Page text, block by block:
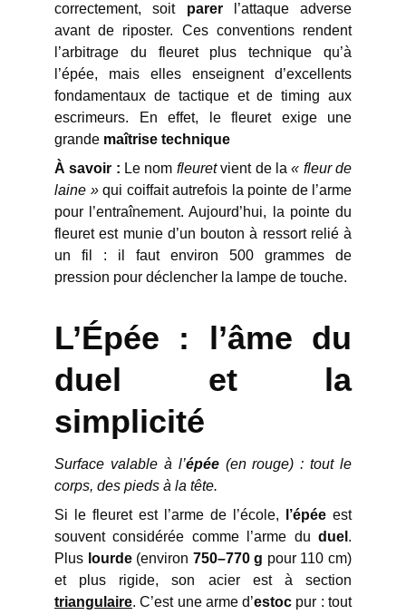
correctement, soit parerl’attaque adverse
avant de riposter. Ces conventions rendent
l’arbitrage du fleuret plus technique qu’à
l’épée, mais elles enseignent d’excellents
fondamentaux de tactique et de timing aux
escrimeurs. En effet, le fleuret exige une
grande maîtrise technique
À savoir : Le nom fleuretvient de la« fleur de
laine »qui coiffait autrefois la pointe de l’arme
pour l’entraînement. Aujourd’hui, la pointe du
fleuret est munie d’un bouton à ressort relié à
un fil : il faut environ 500 grammes de
pression pour déclencher la lampe de touche.
L’Épée : l’âme du
duel et la
simplicité
Surface valable à l’épée(en rouge) : tout le
corps, des pieds à la tête.
Si le fleuret est l’arme de l’école,
l’épée est
souvent considérée comme l’arme du duel .
Plus lourde(environ 750–770 g pour 110 cm)
et plus rigide, son acier est à section
triangulaire. C’est une arme d’estoc pur : tout